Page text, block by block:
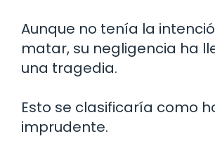
Aunque no tenía la
matar, su negligencia ha
una tragedia.
Esto se clasificaría como
imprudente.